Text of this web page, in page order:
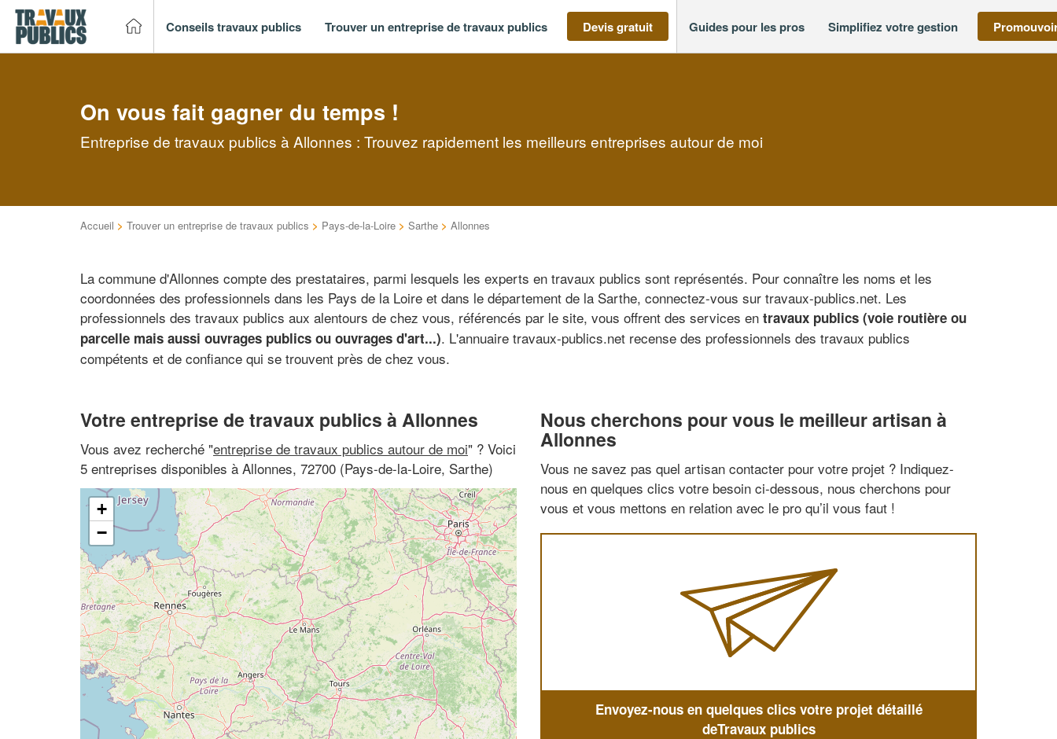
Conseils travaux publics Trouver un entreprise de travaux publics Devis gratuit Guides pour les pros Simplifiez votre gestion
On vous fait gagner du temps !
Entreprise de travaux publics à Allonnes : Trouvez rapidement les meilleurs entreprises autour de moi
Accueil > Trouver un entreprise de travaux publics > Pays-de-la-Loire > Sarthe > Allonnes
La commune d'Allonnes compte des prestataires, parmi lesquels les experts en travaux publics sont représentés. Pour connaître les noms et les
coordonnées des professionnels dans les Pays de la Loire et dans le département de la Sarthe, connectez-vous sur travaux-publics.net. Les
professionnels des travaux publics aux alentours de chez vous, référencés par le site, vous offrent des services en travaux publics (voie routière ou
parcelle mais aussi ouvrages publics ou ouvrages d'art...). L'annuaire travaux-publics.net recense des professionnels des travaux publics
compétents et de confiance qui se trouvent près de chez vous.
Votre entreprise de travaux publics à Allonnes
Vous avez recherché "entreprise de travaux publics autour de moi" ? Voici
5 entreprises disponibles à Allonnes, 72700 (Pays-de-la-Loire, Sarthe)
+
−
Nous cherchons pour vous le meilleur artisan à
Allonnes
Vous ne savez pas quel artisan contacter pour votre projet ? Indiquez-
nous en quelques clics votre besoin ci-dessous, nous cherchons pour
vous et vous mettons en relation avec le pro qu’il vous faut !
Envoyez-nous en quelques clics votre projet détaillé
deTravaux publics